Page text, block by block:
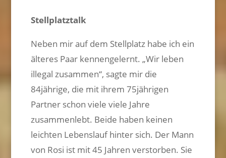
Stellplatztalk
Neben mir auf dem Stellplatz habe ich ein
älteres Paar kennengelernt. „Wir leben
illegal zusammen“, sagte mir die
84jährige, die mit ihrem 75jährigen
Partner schon viele viele Jahre
zusammenlebt. Beide haben keinen
leichten Lebenslauf hinter sich. Der Mann
von Rosi ist mit 45 Jahren verstorben. Sie